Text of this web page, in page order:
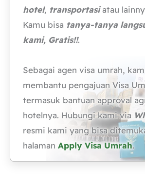
hotel, transportasiatau
Kamu bisa tanya-tanya
kami, Gratis!!.
Sebagai agen visa umrah,
membantu pengajuan Visa
termasuk bantuan approval
hotelnya. Hubungi kami via
resmi kami yang bisa
halaman Apply Visa Umrah.